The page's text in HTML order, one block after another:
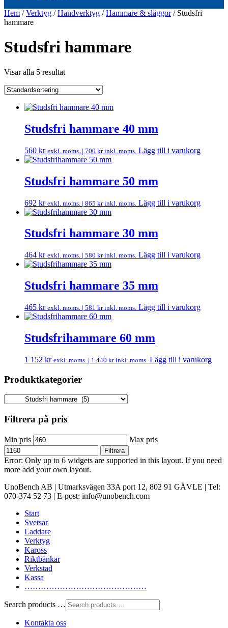
Hem /Verktyg /Handverktyg /Hammare & släggor/ Studsfri
hammare
Studsfri hammare
Visar alla 5 resultat
Studsfri hammare 40 mm
560 kr exkl. moms. | 700 krinkl. moms. Lägg till i varukorg
Studsfri hammare 50 mm
692 kr exkl. moms. | 865 krinkl. moms. Lägg till i varukorg
Studsfri hammare 30 mm
464 kr exkl. moms. | 580 krinkl. moms. Lägg till i varukorg
Studsfri hammare 35 mm
465 kr exkl. moms. | 581 krinkl. moms. Lägg till i varukorg
Studsfrihammare 60 mm
1 152 kr exkl. moms. | 1 440 krinkl. moms. Lägg till i varukorg
Produktkategorier
Filtrera på pris
Min pris Max pris
Filtrera
Error: Only up to 6 widgets are supported in this layout. If you need
more add your own layout.
UnoBench AB | Utmarksvägen 33A port 12, 802 91 GÄVLE | Tel:
070-374 52 73 | E-post: info@unobench.com
Start
Svetsar
Laddare
Verktyg
Kaross
Riktbänkar
Verkstad
Kassa
………………………………………
Search products …
Kontakta oss